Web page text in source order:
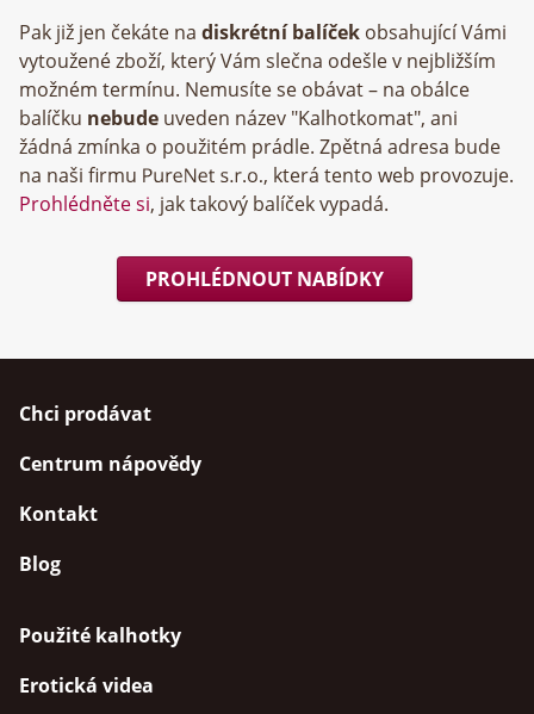
Pak již jen čekáte na diskrétní balíček obsahující Vámi
vytoužené zboží, který Vám slečna odešle v nejbližším
možném termínu. Nemusíte se obávat – na obálce
balíčku nebude uveden název "Kalhotkomat", ani
žádná zmínka o použitém prádle. Zpětná adresa bude
na naši firmu
, která tento web provozuje.
Prohlédněte si, jak takový balíček vypadá.
PROHLÉDNOUT NABÍDKY
Chci prodávat
Centrum nápovědy
Kontakt
Blog
Použité kalhotky
Erotická videa